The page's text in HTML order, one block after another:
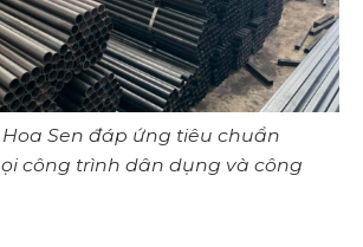
Sen đáp ứng tiêu chuẩn
công trình dân dụng và công